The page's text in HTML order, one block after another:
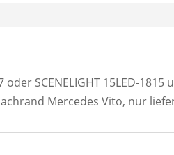
SCENELIGHT 15LED-1815
Mercedes Vito, nur